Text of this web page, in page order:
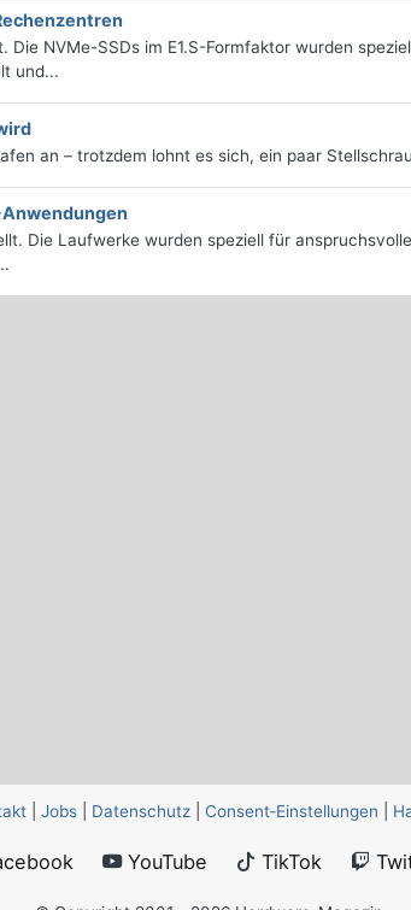
NVMe-SSDs im E1.S-Formfaktor wurden
und...
an – trotzdem lohnt es sich, ein paar
Die Laufwerke wurden speziell für
Jobs Datenschutz Consent‑Einstellungen
YouTube TikTok